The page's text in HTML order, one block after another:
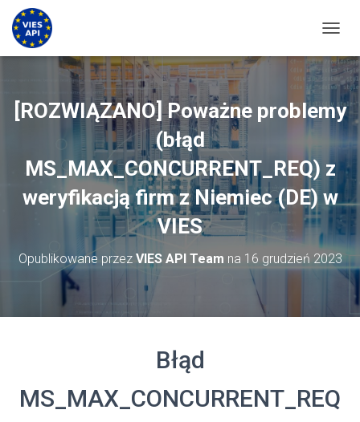
[ROZWIĄZANO] Poważne problemy
(błąd
MS_MAX_CONCURRENT_REQ) z
weryfikacją firm z Niemiec (DE) w
VIES
Opublikowane przez VIES API Team na 16 grudzień 2023
Błąd
MS_MAX_CONCURRENT_REQ